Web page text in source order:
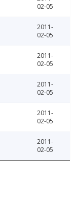
02-05
2011-
02-05
2011-
02-05
2011-
02-05
2011-
02-05
2011-
02-05